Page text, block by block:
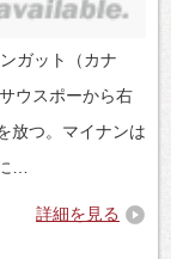
ガット（カナ
ウスポーから右
放つ。マイナンは
…
詳細を見る